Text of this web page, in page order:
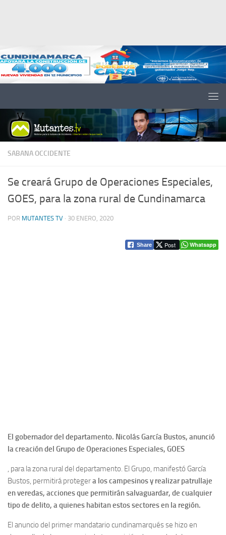
SABANA OCCIDENTE
Se creará Grupo de Operaciones Especiales,
GOES, para la zona rural de Cundinamarca
POR MUTANTES TV · 30 ENERO, 2020
Share Post Whatsapp
El gobernador del departamento. Nicolás García Bustos, anunció
la creación del Grupo de Operaciones Especiales, GOES
, para la zona rural del departamento. El Grupo, manifestó García
Bustos, permitirá protegera los campesinos y realizar patrullaje
en veredas, acciones que permitirán salvaguardar, de cualquier
tipo de delito, a quienes habitan estos sectores en la región.
El anuncio del primer mandatario cundinamarqués se hizo en